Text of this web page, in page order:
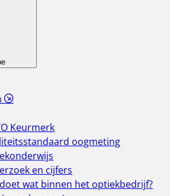
Keurmerk
oogmeting
en cijfers
wat binnen het optiekbedrijf?